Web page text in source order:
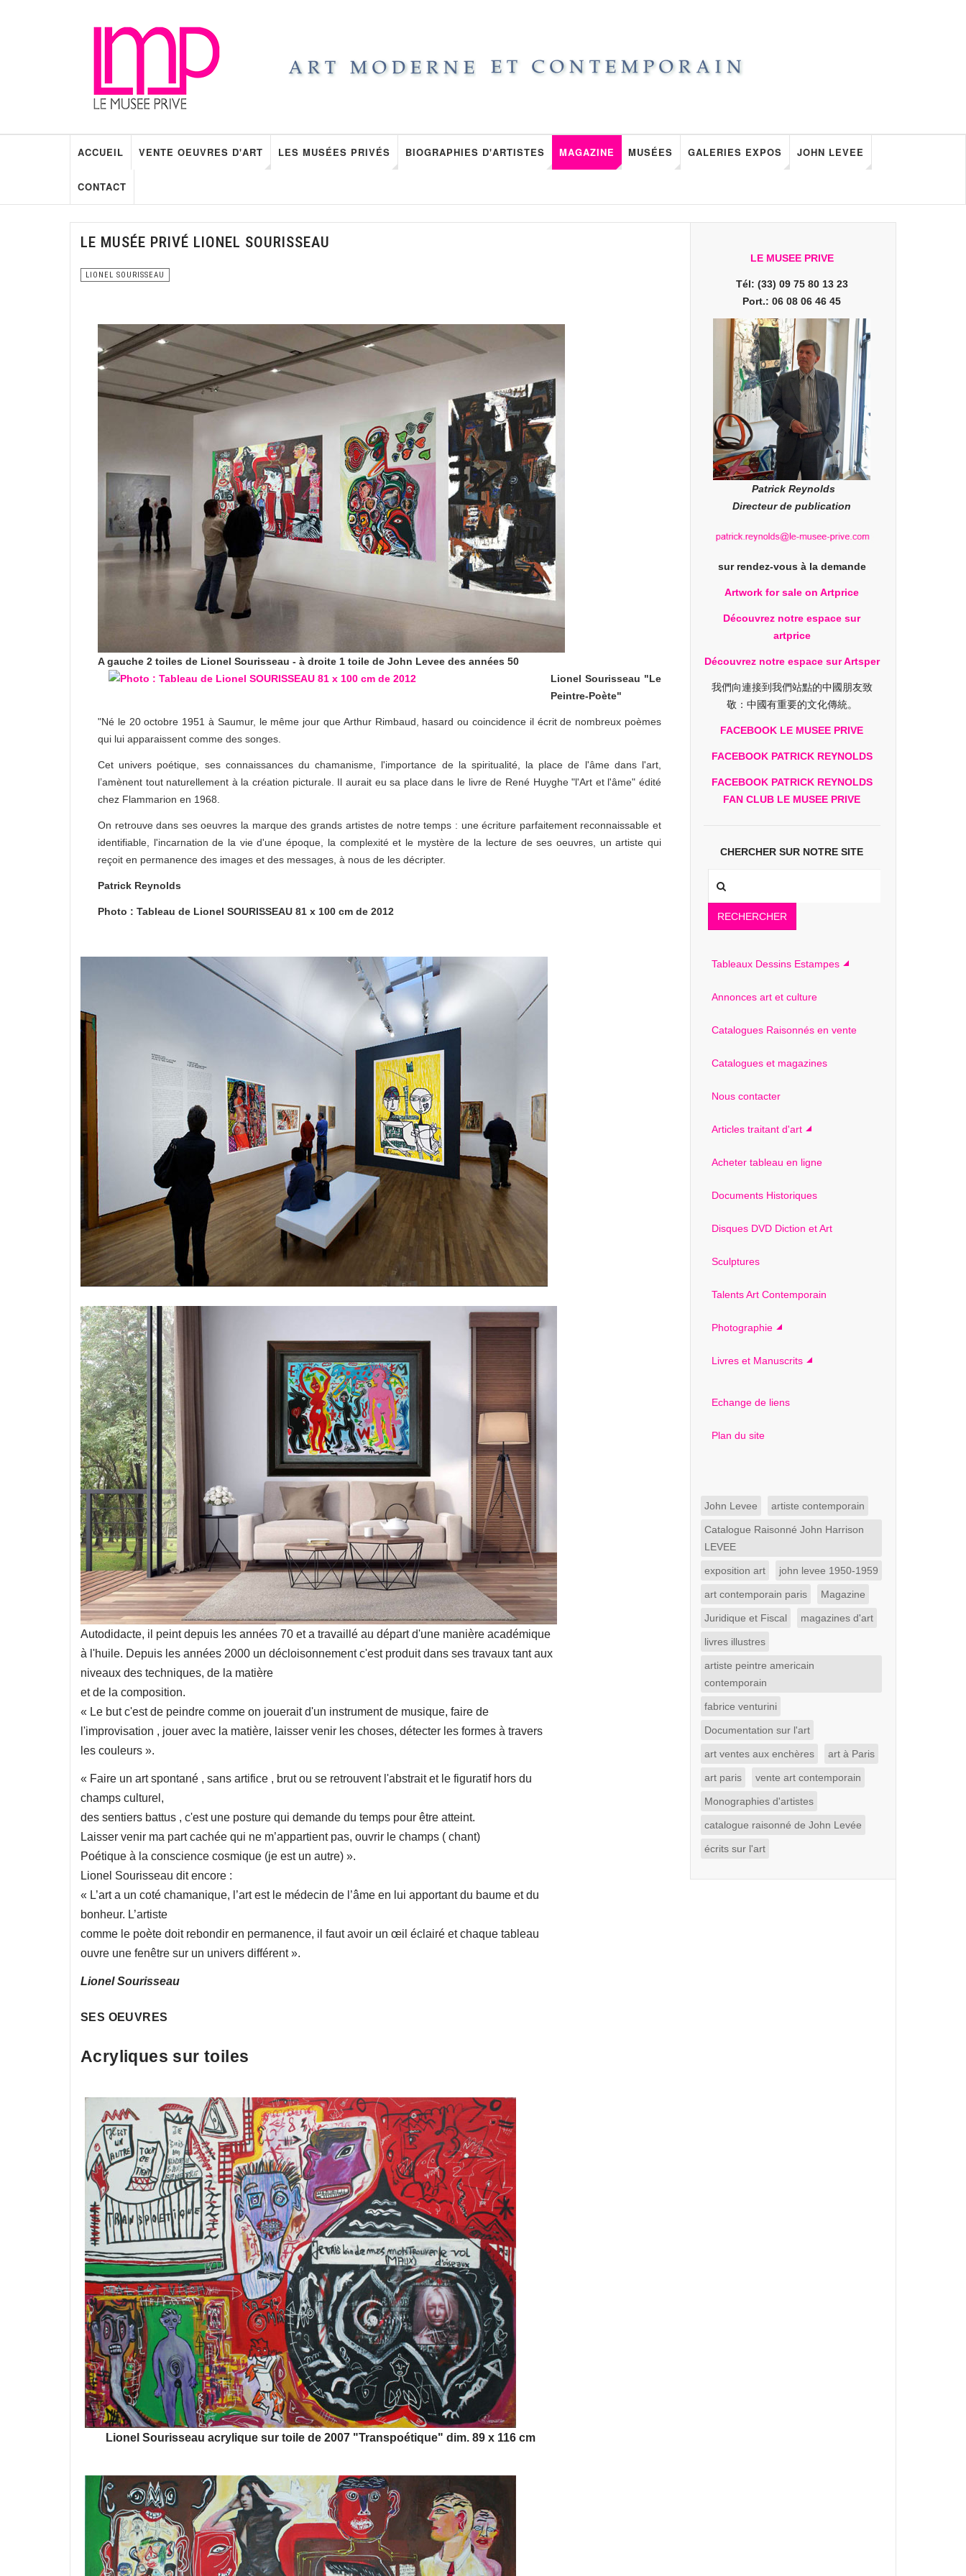
ACCUEIL VENTE OEUVRES D'ART LES MUSÉES PRIVÉS BIOGRAPHIES D'ARTISTES MAGAZINE MUSÉES GALERIES EXPOS JOHN LEVEE
CONTACT
LE MUSÉE PRIVÉ LIONEL SOURISSEAU
LIONEL SOURISSEAU
A gauche 2 toiles de Lionel Sourisseau - à droite 1 toile de John Levee des années 50
Lionel Sourisseau "Le
Peintre-Poète"
"Né le 20 octobre 1951 à Saumur, le même jour que Arthur Rimbaud, hasard ou coincidence il écrit de nombreux poèmes
qui lui apparaissent comme des songes.
Cet univers poétique, ses connaissances du chamanisme, l'importance de la spiritualité, la place de l'âme dans l'art,
l’amènent tout naturellement à la création picturale. Il aurait eu sa place dans le livre de René Huyghe "l'Art et l'âme" édité
chez Flammarion en 1968.
On retrouve dans ses oeuvres la marque des grands artistes de notre temps : une écriture parfaitement reconnaissable et
identifiable, l'incarnation de la vie d'une époque, la complexité et le mystère de la lecture de ses oeuvres, un artiste qui
reçoit en permanence des images et des messages, à nous de les décripter.
Patrick Reynolds
Photo : Tableau de Lionel SOURISSEAU 81 x 100 cm de 2012
Autodidacte, il peint depuis les années 70 et a travaillé au départ d'une manière académique
à l'huile. Depuis les années 2000 un décloisonnement c'est produit dans ses travaux tant aux
niveaux des techniques, de la matière
et de la composition.
« Le but c'est de peindre comme on jouerait d'un instrument de musique, faire de
l'improvisation , jouer avec la matière, laisser venir les choses, détecter les formes à travers
les couleurs ».
« Faire un art spontané , sans artifice , brut ou se retrouvent l'abstrait et le figuratif hors du
champs culturel,
des sentiers battus , c'est une posture qui demande du temps pour être atteint.
Laisser venir ma part cachée qui ne m’appartient pas, ouvrir le champs ( chant)
Poétique à la conscience cosmique (je est un autre) ».
Lionel Sourisseau dit encore :
« L’art a un coté chamanique, l’art est le médecin de l’âme en lui apportant du baume et du
bonheur. L’artiste
comme le poète doit rebondir en permanence, il faut avoir un œil éclairé et chaque tableau
ouvre une fenêtre sur un univers différent ».
Lionel Sourisseau
SES OEUVRES
Acryliques sur toiles
Lionel Sourisseau acrylique sur toile de 2007 "Transpoétique" dim. 89 x 116 cm
LE MUSEE PRIVE
Tél: (33) 09 75 80 13 23
Port.: 06 08 06 46 45
Patrick Reynolds
Directeur de publication
sur rendez-vous à la demande
Artwork for sale on Artprice
Découvrez notre espace sur
artprice
Découvrez notre espace sur Artsper
我們向連接到我們站點的中國朋友致
敬：中國有重要的文化傳統。
FACEBOOK LE MUSEE PRIVE
FACEBOOK PATRICK REYNOLDS
FACEBOOK PATRICK REYNOLDS
FAN CLUB LE MUSEE PRIVE
CHERCHER SUR NOTRE SITE
RECHERCHER
Tableaux Dessins Estampes
Annonces art et culture
Catalogues Raisonnés en vente
Catalogues et magazines
Nous contacter
Articles traitant d'art
Acheter tableau en ligne
Documents Historiques
Disques DVD Diction et Art
Sculptures
Talents Art Contemporain
Photographie
Livres et Manuscrits
Echange de liens
Plan du site
John Levee artiste contemporain
Catalogue Raisonné John Harrison
LEVEE
exposition art john levee 1950-1959
art contemporain paris Magazine
Juridique et Fiscal magazines d'art
livres illustres
artiste peintre americain
contemporain
fabrice venturini
Documentation sur l'art
art ventes aux enchères art à Paris
art paris vente art contemporain
Monographies d'artistes
catalogue raisonné de John Levée
écrits sur l'art